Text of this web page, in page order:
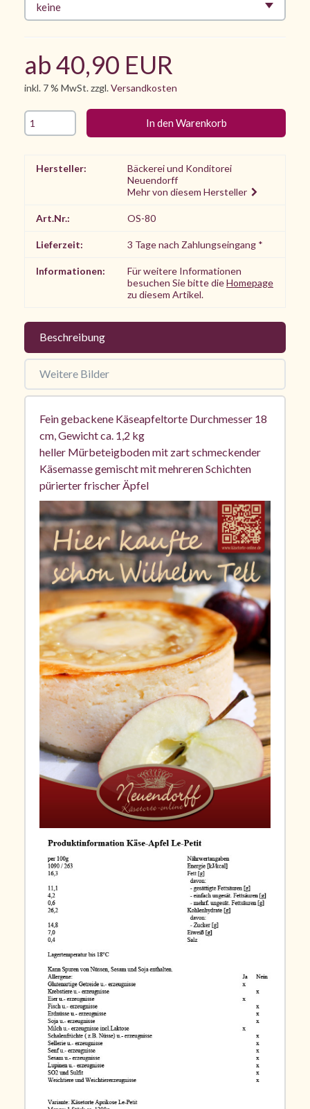
keine
ab 40,90 EUR
inkl. 7 % MwSt. zzgl.Versandkosten
Hersteller:
Bäckerei und Konditorei
Neuendorff
Mehr von diesem Hersteller
Art.Nr.: OS-80
Lieferzeit: 3 Tage nach Zahlungseingang *
Informationen:
Für weitere Informationen
besuchen Sie bitte dieHomepage
zu diesem Artikel.
Beschreibung
Weitere Bilder
Fein gebackene Käseapfeltorte Durchmesser 18
cm, Gewicht ca. 1,2 kg
heller Mürbeteigboden mit zart schmeckender
Käsemasse gemischt mit mehreren Schichten
pürierter frischer Äpfel